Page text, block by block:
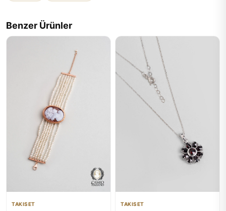
Benzer Ürünler
TAKISET TAKISET